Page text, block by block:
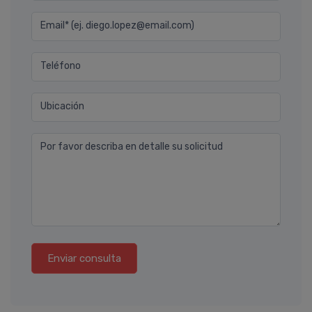
Email* (ej. diego.lopez@email.com)
Teléfono
Ubicación
Por favor describa en detalle su solicitud
Enviar consulta